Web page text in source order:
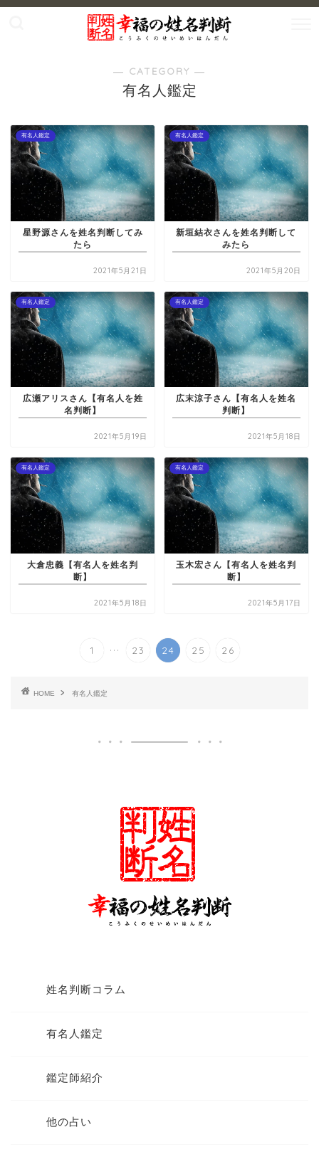
― CATEGORY ―
有名人鑑定
有名人鑑定
星野源さんを姓名判断してみ
たら
2021年5月21日
有名人鑑定
新垣結衣さんを姓名判断して
みたら
2021年5月20日
有名人鑑定
広瀬アリスさん【有名人を姓
名判断】
2021年5月19日
有名人鑑定
広末涼子さん【有名人を姓名
判断】
2021年5月18日
有名人鑑定
大倉忠義【有名人を姓名判
断】
2021年5月18日
有名人鑑定
玉木宏さん【有名人を姓名判
断】
2021年5月17日
1 ... 23 24 25 26
HOME 有名人鑑定
姓名判断コラム
有名人鑑定
鑑定師紹介
他の占い